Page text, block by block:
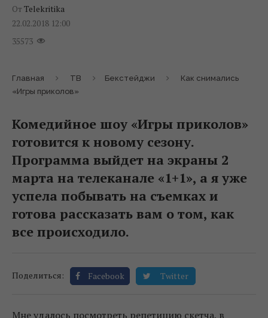
От Telekritika
22.02.2018 12:00
35573
Главная ТВ Бекстейджи
Как снимались
«Игры приколов»
Комедийное шоу «Игры приколов»
готовится к новому сезону.
Программа выйдет на экраны 2
марта на телеканале «1+1», а я уже
успела побывать на съемках и
готова рассказать вам о том, как
все происходило.
Поделиться: Facebook Twitter
Мне удалось посмотреть репетицию скетча, в